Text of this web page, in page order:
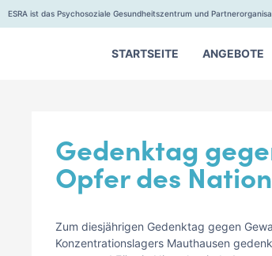
ESRA ist das Psychosoziale Gesundheitszentrum und
STARTSEITE ANGEBOTE
Gedenktag
Opfer des
Zum diesjährigen Gedenktag gegen
Konzentrationslagers Mauthausen